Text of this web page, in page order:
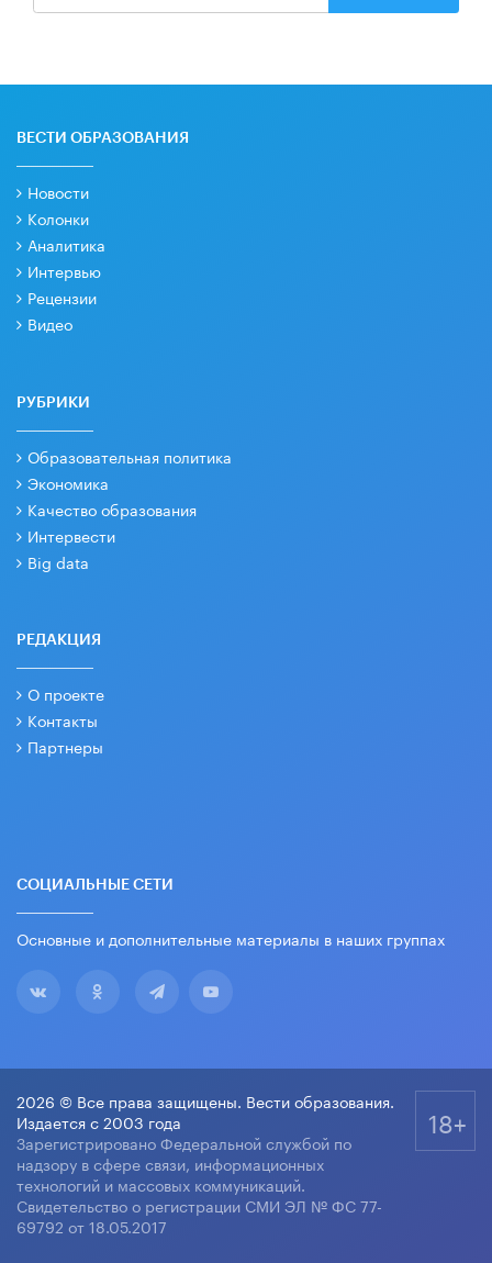
ВЕСТИ ОБРАЗОВАНИЯ
Новости
Колонки
Аналитика
Интервью
Рецензии
Видео
РУБРИКИ
Образовательная политика
Экономика
Качество образования
Интервести
Big data
РЕДАКЦИЯ
О проекте
Контакты
Партнеры
СОЦИАЛЬНЫЕ СЕТИ
Основные и дополнительные материалы в наших группах
2026 © Все права защищены. Вести образования.
Издается с 2003 года
Зарегистрировано Федеральной службой по
надзору в сфере связи, информационных
технологий и массовых коммуникаций.
Свидетельство о регистрации СМИ ЭЛ № ФС 77-
69792 от 18.05.2017
18+